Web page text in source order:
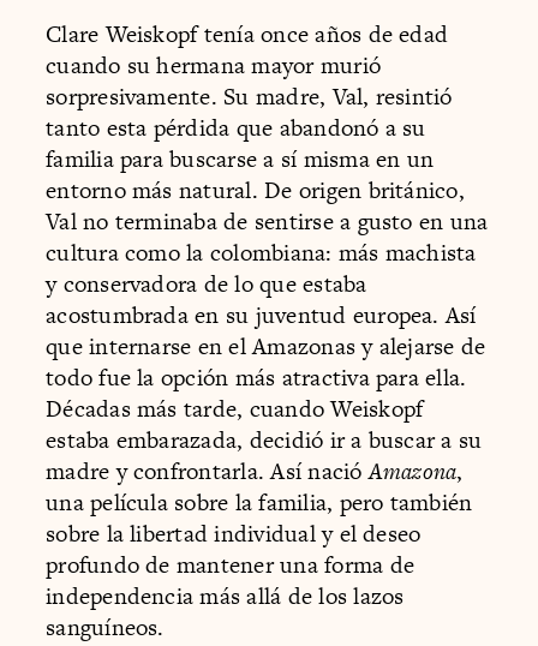
Clare Weiskopf tenía once años de edad
cuando su hermana mayor murió
sorpresivamente. Su madre, Val, resintió
tanto esta pérdida que abandonó a su
familia para buscarse a sí misma en un
entorno más natural. De origen británico,
Val no terminaba de sentirse a gusto en una
cultura como la colombiana: más machista
y conservadora de lo que estaba
acostumbrada en su juventud europea. Así
que internarse en el Amazonas y alejarse de
todo fue la opción más atractiva para ella.
Décadas más tarde, cuando Weiskopf
estaba embarazada, decidió ir a buscar a su
madre y confrontarla. Así nacióAmazona,
una película sobre la familia, pero también
sobre la libertad individual y el deseo
profundo de mantener una forma de
independencia más allá de los lazos
sanguíneos.